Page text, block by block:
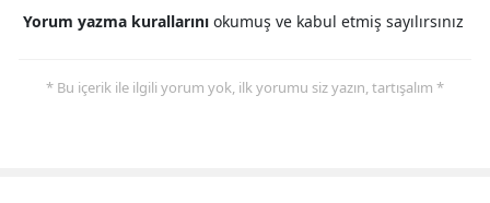
Yorum yazma kurallarını okumuş ve kabul etmiş sayılırsınız
* Bu içerik ile ilgili yorum yok, ilk yorumu siz yazın, tartışalım *